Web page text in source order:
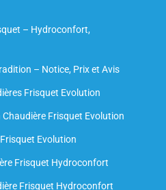
– Hydroconfort,
– Notice, Prix et Avis
Frisquet Evolution
Frisquet Evolution​
Evolution
Frisquet Hydroconfort
Frisquet Hydroconfort